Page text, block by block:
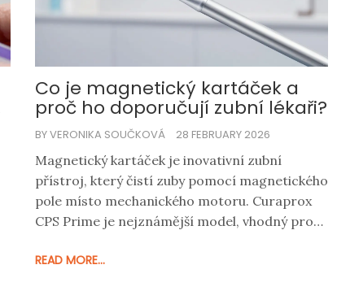
Co je magnetický kartáček a
proč ho doporučují zubní lékaři?
BY VERONIKA SOUČKOVÁ 28 FEBRUARY 2026
Magnetický kartáček je inovativní zubní
přístroj, který čistí zuby pomocí magnetického
pole místo mechanického motoru. Curaprox
CPS Prime je nejznámější model, vhodný pro
dlouhodobou péči. Zjistěte, proč ho doporučují
READ MORE...